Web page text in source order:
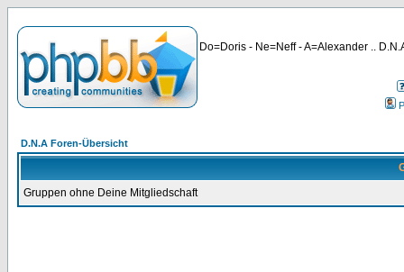
Do=Doris - Ne=Neff - A=Alexander ..
D.N.A Foren-Übersicht
Gruppen ohne Deine Mitgliedschaft